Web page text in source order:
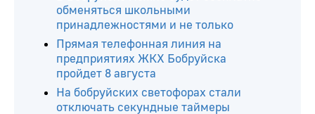
Где в Бобруйске не будет света с 10 по
13 августа
В свободном полете. В главном парке
Бобруйска скоро заработает новый
аттракцион
В Бобруйске можно будет бесплатно
обменяться школьными